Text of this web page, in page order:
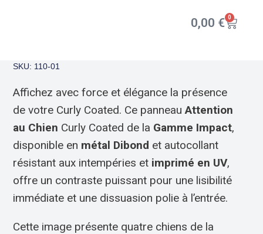
0,00 € 0
SKU: 110-01
Affichez avec force et élégance la présence
de votre Curly Coated. Ce panneauAttention
au Chien Curly Coated de la Gamme Impact,
disponible en métal Dibond et autocollant
résistant aux intempéries et imprimé en UV,
offre un contraste puissant pour une lisibilité
immédiate et une dissuasion polie à l’entrée.
Cette image présente quatre chiens de la